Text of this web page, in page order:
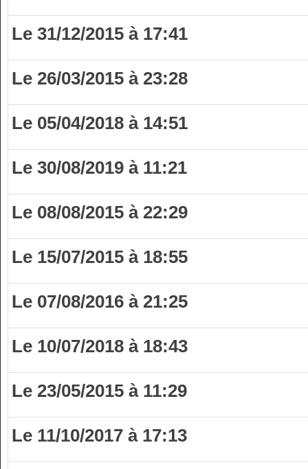
Le 31/12/2015 à 17:41
Le 26/03/2015 à 23:28
Le 05/04/2018 à 14:51
Le 30/08/2019 à 11:21
Le 08/08/2015 à 22:29
Le 15/07/2015 à 18:55
Le 07/08/2016 à 21:25
Le 10/07/2018 à 18:43
Le 23/05/2015 à 11:29
Le 11/10/2017 à 17:13